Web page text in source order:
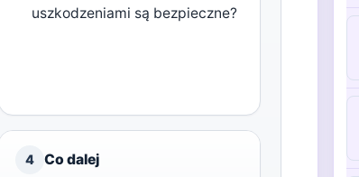
uszkodzeniami są bezpieczne?
4 Co dalej